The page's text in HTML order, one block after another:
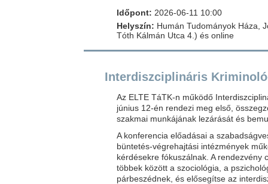
Időpont: 2026-06-11 10:00
Helyszín: Humán Tudományok Háza,
Tóth Kálmán Utca 4.) és online
Interdiszciplináris
Az ELTE TáTK-n működő
június 12-én rendezi meg első,
szakmai munkájának lezárását és
A konferencia előadásai a
büntetés-végrehajtási intézmények
kérdésekre fókuszálnak. A
többek között a szociológia, a
párbeszédnek, és elősegítse az